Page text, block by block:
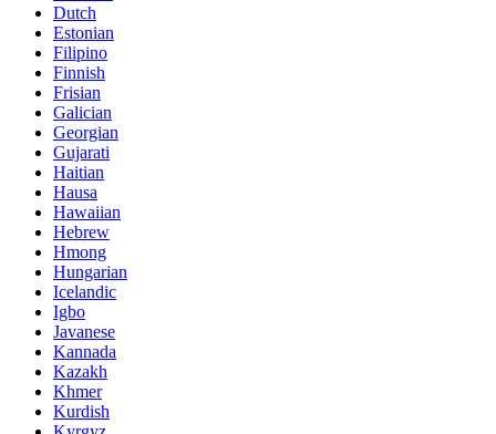
Dutch
Estonian
Filipino
Finnish
Frisian
Galician
Georgian
Gujarati
Haitian
Hausa
Hawaiian
Hebrew
Hmong
Hungarian
Icelandic
Igbo
Javanese
Kannada
Kazakh
Khmer
Kurdish